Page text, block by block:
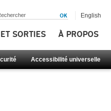
SORTIES À PROPOS
Accessibilité universelle
English